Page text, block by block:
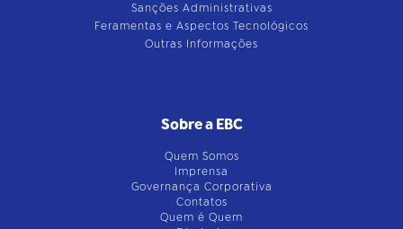
Sanções Administrativas
Feramentas e Aspectos Tecnológicos
Outras Informações
Sobre a EBC
Quem Somos
Imprensa
Governança Corporativa
Contatos
Quem é Quem